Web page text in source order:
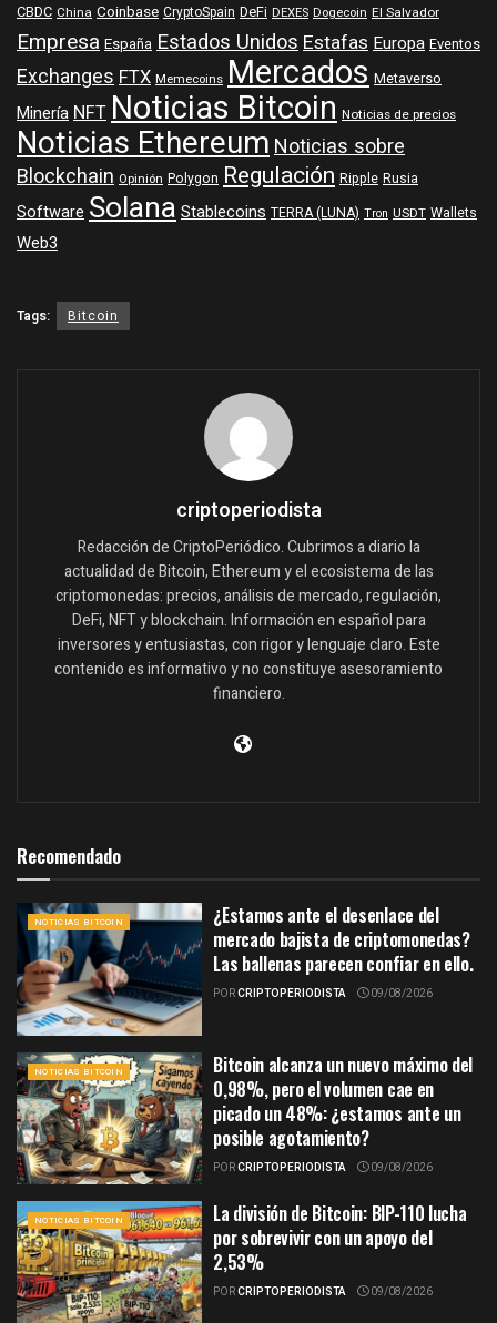
CBDC China Coinbase CryptoSpain DeFi DEXES Dogecoin El Salvador
Empresa España Estados UnidosEstafasEuropa Eventos
ExchangesFTX Memecoins Mercados Metaverso
MineríaNFTNoticias Bitcoin Noticias de precios
Noticias EthereumNoticias sobre
Blockchain Opinión Polygon Regulación Ripple Rusia
SoftwareSolanaStablecoins TERRA (LUNA) Tron USDT Wallets
Web3
Tags: Bitcoin
criptoperiodista
Redacción de CriptoPeriódico. Cubrimos a diario la
actualidad de Bitcoin, Ethereum y el ecosistema de las
criptomonedas: precios, análisis de mercado, regulación,
DeFi, NFT y blockchain. Información en español para
inversores y entusiastas, con rigor y lenguaje claro. Este
contenido es informativo y no constituye asesoramiento
financiero.
Recomendado
NOTICIAS BITCOIN
¿Estamos ante el desenlace del
mercado bajista de criptomonedas?
Las ballenas parecen confiar en ello.
PORCRIPTOPERIODISTA 09/08/2026
NOTICIAS BITCOIN
Bitcoin alcanza un nuevo máximo del
0,98%, pero el volumen cae en
picado un 48%: ¿estamos ante un
posible agotamiento?
PORCRIPTOPERIODISTA 09/08/2026
NOTICIAS BITCOIN
La división de Bitcoin: BIP-110 lucha
por sobrevivir con un apoyo del
2,53%
PORCRIPTOPERIODISTA 09/08/2026